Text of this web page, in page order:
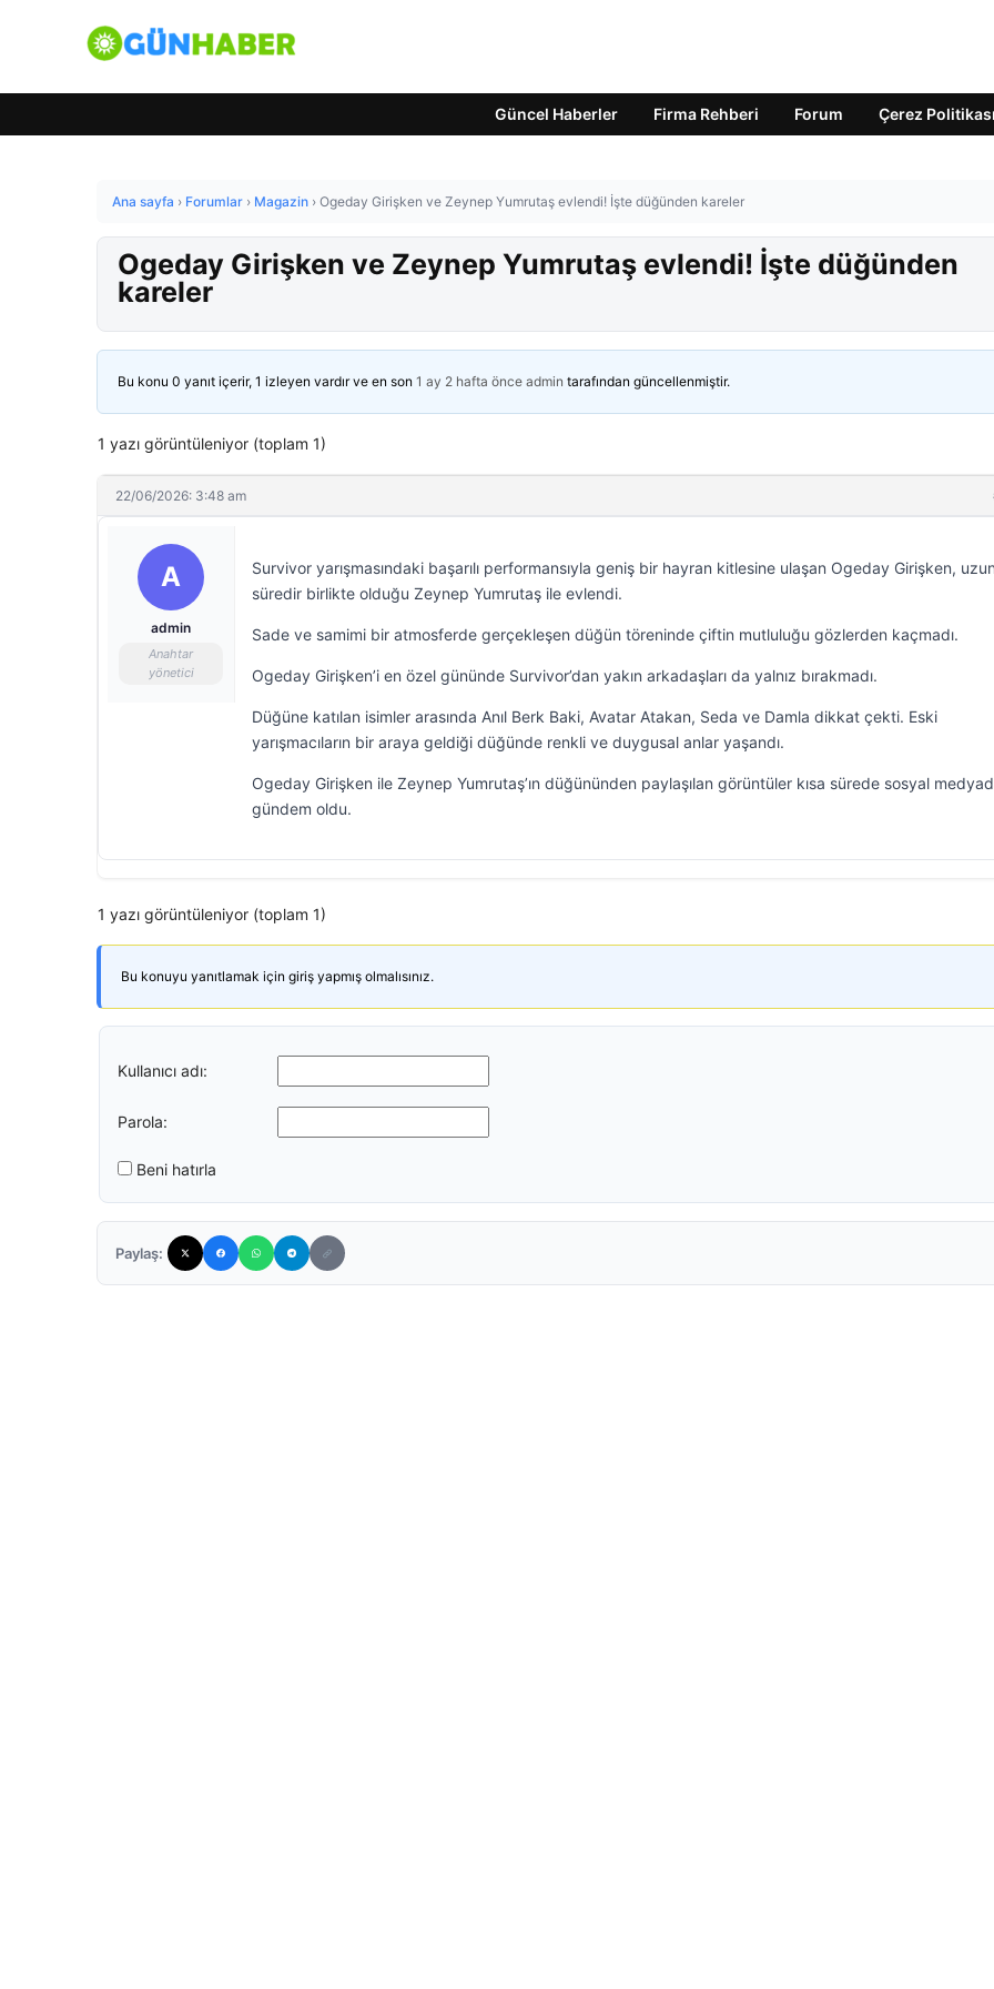
Güncel Haberler Firma Rehberi Forum Çerez Politikası
Ana sayfa › Forumlar › Magazin › Ogeday Girişken ve Zeynep Yumrutaş evlendi! İşte düğünden kareler
Ogeday Girişken ve Zeynep Yumrutaş evlendi! İşte düğünden
kareler
Bu konu 0 yanıt içerir, 1 izleyen vardır ve en son 1 ay 2 hafta önce admin tarafından güncellenmiştir.
1 yazı görüntüleniyor (toplam 1)
22/06/2026: 3:48 am
A
admin
Anahtar
yönetici
Survivor yarışmasındaki başarılı performansıyla geniş bir hayran kitlesine ulaşan Ogeday Girişken, uzun
süredir birlikte olduğu Zeynep Yumrutaş ile evlendi.
Sade ve samimi bir atmosferde gerçekleşen düğün töreninde çiftin mutluluğu gözlerden kaçmadı.
Ogeday Girişken’i en özel gününde Survivor’dan yakın arkadaşları da yalnız bırakmadı.
Düğüne katılan isimler arasında Anıl Berk Baki, Avatar Atakan, Seda ve Damla dikkat çekti. Eski
yarışmacıların bir araya geldiği düğünde renkli ve duygusal anlar yaşandı.
Ogeday Girişken ile Zeynep Yumrutaş’ın düğününden paylaşılan görüntüler kısa sürede sosyal
gündem oldu.
1 yazı görüntüleniyor (toplam 1)
Bu konuyu yanıtlamak için giriş yapmış olmalısınız.
Kullanıcı adı:
Parola:
Beni hatırla
Paylaş: